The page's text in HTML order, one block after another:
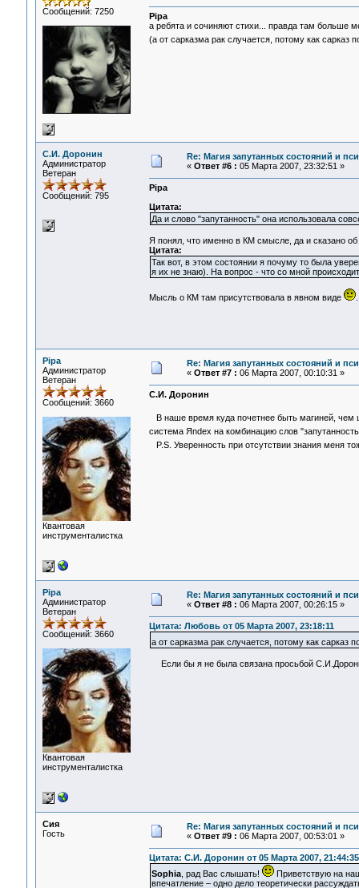
Сообщений: 7250
Pipa
а ребята и сочиняют стихи... правда там больше
(а от сарказма рак случается, потому как
С.И. Доронин
Администратор
Ветеран
Сообщений: 795
Re: Магия запутанных состояний и
« Ответ #6 : 05 Марта 2007, 23:32:51 »
Pipa
Цитата:
Да и слово "запутанность" она использовала
Я понял, что именно в КМ смысле, да и сказано об
Цитата:
Так вот, в этом состоянии я почуму то была
я их не знаю). На вопрос - что со мной
Мысль о КМ там присутствовала в явном виде .
Pipa
Администратор
Ветеран
Сообщений: 3660
Квантовая
инструменталистка
Re: Магия запутанных состояний и
« Ответ #7 : 06 Марта 2007, 00:10:31 »
С.И. Доронин
В наше время куда почетнее быть магиней, чем
система Яndex на комбинацию слов
P.S. Уверенность при отсутствии знания меня
Pipa
Администратор
Ветеран
Сообщений: 3660
Квантовая
инструменталистка
Re: Магия запутанных состояний и
« Ответ #8 : 06 Марта 2007, 00:26:15 »
Цитата: Любовь от 05 Марта 2007, 23:18:11
а от сарказма рак случается, потому как сарказ
Если бы я не была связана просьбой
Сия
Гость
Re: Магия запутанных состояний и
« Ответ #9 : 06 Марта 2007, 00:53:01 »
Цитата: С.И. Доронин от 05 Марта 2007, 21:44:35
Sophia, рад Вас слышать!
Приветствую на
впечатление – одно дело теоретически